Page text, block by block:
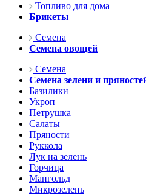
Топливо для дома
Брикеты
Семена
Семена овощей
Семена
Семена зелени и
Базилики
Укроп
Петрушка
Салаты
Пряности
Руккола
Лук на зелень
Горчица
Мангольд
Микрозелень